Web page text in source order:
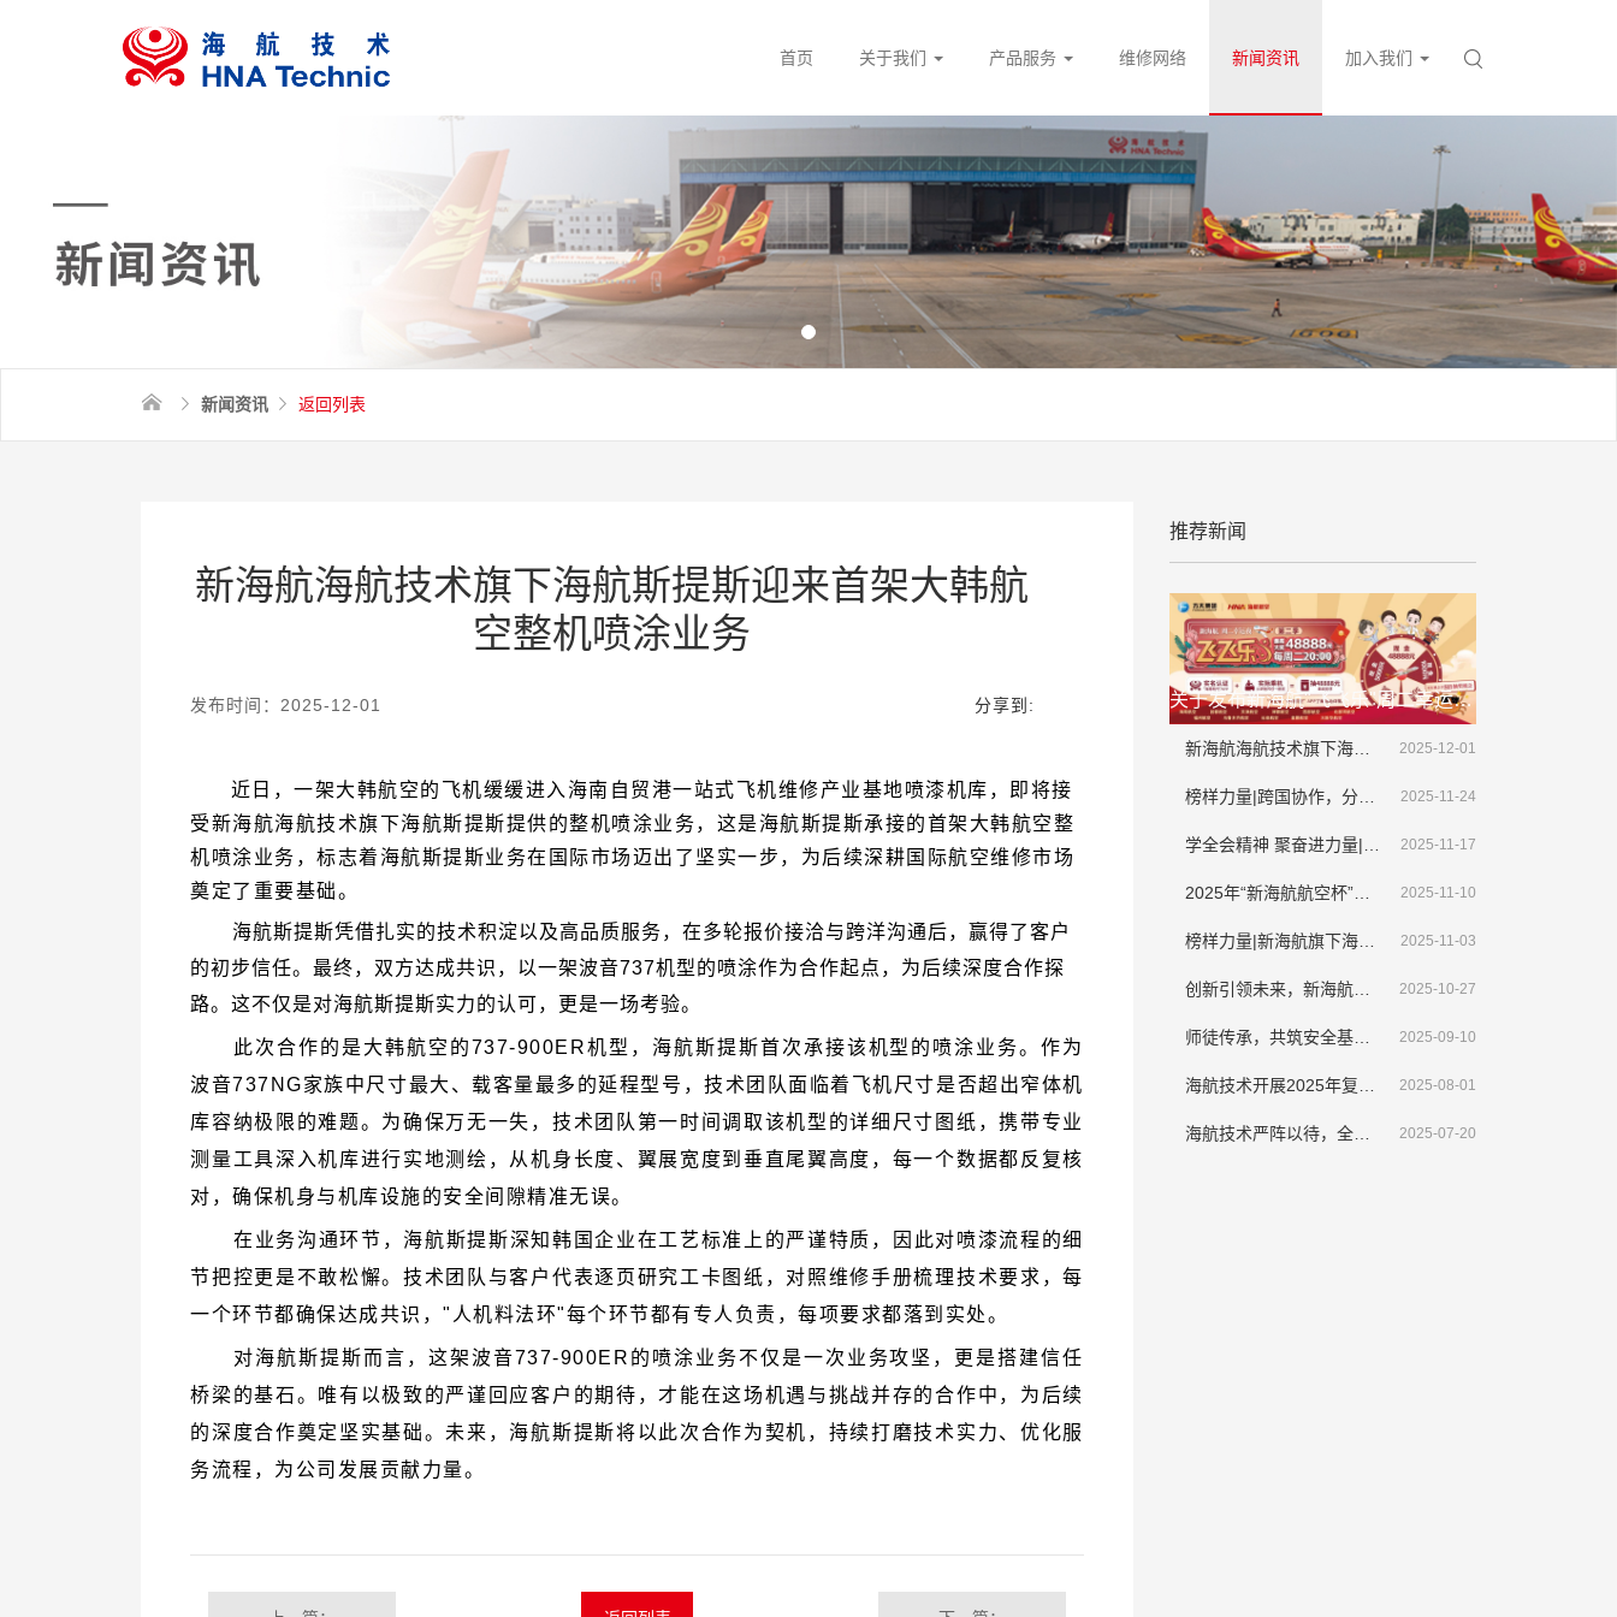
首页 关于我们 产品服务 维修网络 新闻资讯 加入我们
新闻资讯 返回列表
空整机喷涂业务
发布时间：2025-12-01 分享到:
奠定了重要基础。
路。这不仅是对海航斯提斯实力的认可，更是一场考验。
测量工具深入机库进行实地测绘，从机身长度、翼展宽度到垂直尾翼高度，
对，确保机身与机库设施的安全间隙精准无误。
一个环节都确保达成共识，"人机料法环"每个环节都有专人负责，每项要求都落到实处。
务流程，为公司发展贡献力量。
推荐新闻
关于发布新海航"飞飞乐"周二幸运夜(第二季)抽奖活动延期公告的通知
新海航海航技术旗下海航斯提斯迎来首架大韩航空整机喷涂业务 2025-12-01
榜样力量|跨国协作，分秒必争，新海航海航技术顺利完成境外紧急排故工作 2025-11-24
2025-11-17
2025年“新海航航空杯”海口地区职工篮球赛圆满收官 2025-11-10
榜样力量|新海航旗下海航技术新疆维修基地侯新宇： 拾金不昧显担当，诚信美德传清风​ 2025-11-03
创新引领未来，新海航旗下海航技术VR机务技能培训应用系统亮相第三届CATA航空大会 2025-10-27
师徒传承，共筑安全基石，师父我想对您说 2025-09-10
2025-08-01
海航技术严阵以待，全面部署应对“韦帕”挑战 2025-07-20